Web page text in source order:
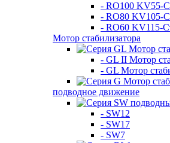
- RO100 KV55-
- RO80 KV105-
- RO60 KV115-
Мотор стабилизатора
- GL II Мотор
- GL Мотор
подводное движение
- SW12
- SW17
- SW7